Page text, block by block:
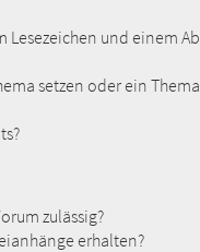
Lesezeichen und einem
setzen oder ein
zulässig?
erhalten?